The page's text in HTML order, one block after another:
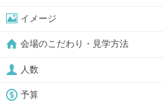
イメージ
会場のこだわり・見学方法
人数
予算